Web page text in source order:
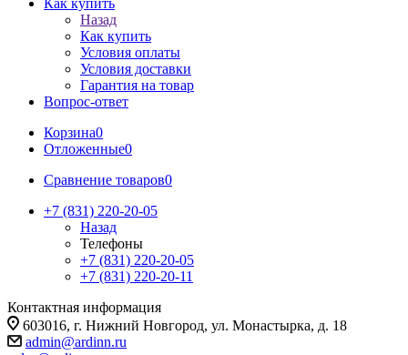
Как купить
Назад
Как купить
Условия оплаты
Условия доставки
Гарантия на товар
Вопрос-ответ
Корзина0
Отложенные0
Сравнение товаров0
+7 (831) 220-20-05
Назад
Телефоны
+7 (831) 220-20-05
+7 (831) 220-20-11
Контактная информация
603016, г. Нижний Новгород, ул. Монастырка, д. 18
admin@ardinn.ru